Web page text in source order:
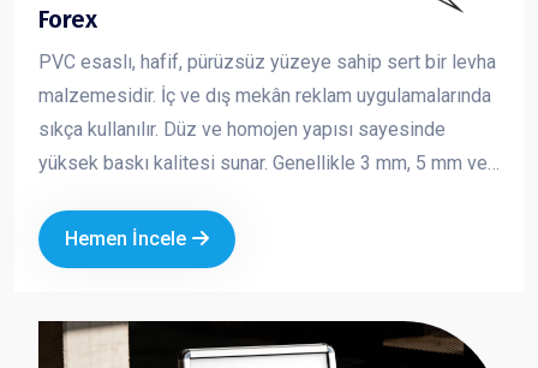
Forex
PVC esaslı, hafif, pürüzsüz yüzeye sahip sert bir levha
malzemesidir. İç ve dış mekân reklam uygulamalarında
sıkça kullanılır. Düz ve homojen yapısı sayesinde
yüksek baskı kalitesi sunar. Genellikle 3 mm, 5 mm ve
şekillendirilebilir bir yapıya sahiptir. Reklam ve tanıtım
çalışmalarında hem ekonomik hem de şık bir çözüm
ve profesyonel şekilde yansıtmanıza yardımcı olur.
Hemen İncele